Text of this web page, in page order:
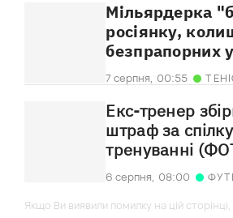
Мільярдерка
росіянку,
безпрапорних
7 серпня, 00:55
Екс-тренер
штраф за
тренуванні
6 серпня, 08:00
Якщо Ви виявили помилку на цій сторінці,